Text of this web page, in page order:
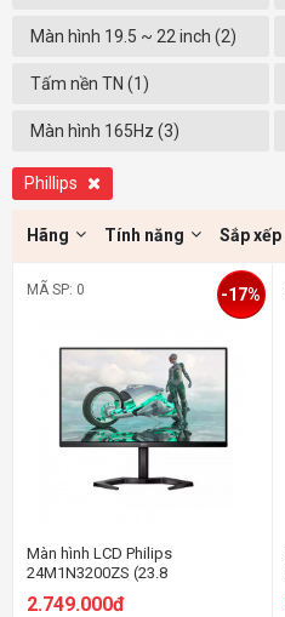
(2)
Màn hình 19.5 ~ 22 inch (2)
Tấm nền TN (1)
Màn hình 165Hz (3)
Phillips
Hãng Tính năng Sắp xếp
MÃ SP: 0
Màn hình LCD Philips
24M1N3200ZS (23.8
2.749.000đ
-17%